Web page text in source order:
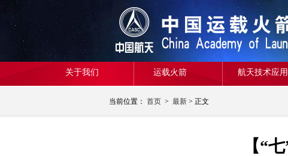
关于我们 运载火箭 航天技术应
当前位置： 首页 > 最新 > 正文
【“